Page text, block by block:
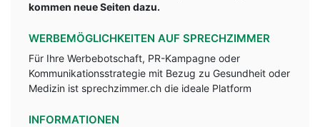
kommen neue Seiten dazu.
WERBEMÖGLICHKEITEN AUF SPRECHZIMMER
Für Ihre Werbebotschaft, PR-Kampagne oder
Kommunikationsstrategie mit Bezug zu Gesundheit oder
Medizin ist sprechzimmer.ch die ideale Platform
INFORMATIONEN